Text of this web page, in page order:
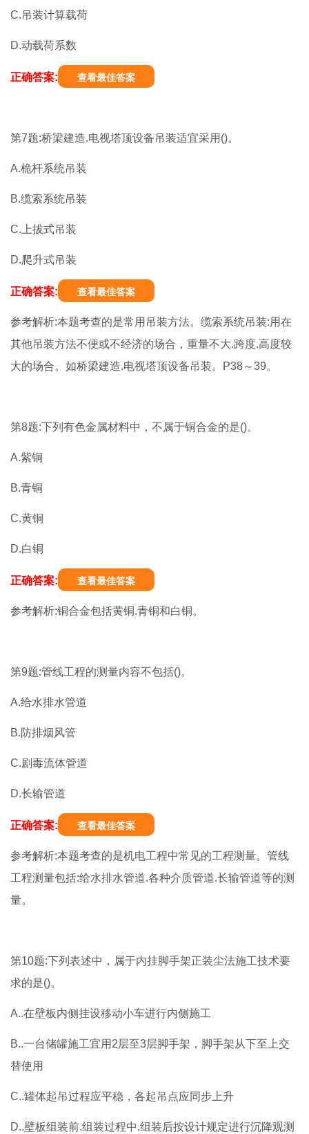
C.吊装计算载荷
D.动载荷系数
正确答案: 查看最佳答案
第7题:桥梁建造.电视塔顶设备吊装适宜采用()。
A.桅杆系统吊装
B.缆索系统吊装
C.上拔式吊装
D.爬升式吊装
正确答案: 查看最佳答案
参考解析:本题考查的是常用吊装方法。缆索系统吊装:用在
其他吊装方法不便或不经济的场合，重量不大.跨度.高度较
大的场合。如桥梁建造.电视塔顶设备吊装。P38～39。
第8题:下列有色金属材料中，不属于铜合金的是()。
A.紫铜
B.青铜
C.黄铜
D.白铜
正确答案: 查看最佳答案
参考解析:铜合金包括黄铜.青铜和白铜。
第9题:管线工程的测量内容不包括()。
A.给水排水管道
B.防排烟风管
C.剧毒流体管道
D.长输管道
正确答案: 查看最佳答案
参考解析:本题考查的是机电工程中常见的工程测量。管线
工程测量包括:给水排水管道.各种介质管道.长输管道等的测
量。
第10题:下列表述中，属于内挂脚手架正装尘法施工技术要
求的是()。
A..在壁板内侧挂设移动小车进行内侧施工
B..一台储罐施工宜用2层至3层脚手架，脚手架从下至上交
替使用
C..罐体起吊过程应平稳，各起吊点应同步上升
D..壁板组装前.组装过程中.组装后按设计规定进行沉降观测